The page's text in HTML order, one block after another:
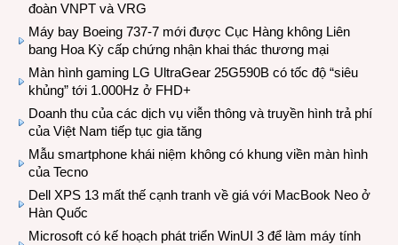
đoàn VNPT và VRG
Máy bay Boeing 737-7 mới được Cục Hàng không Liên
bang Hoa Kỳ cấp chứng nhận khai thác thương mại
Màn hình gaming LG UltraGear 25G590B có tốc độ “siêu
khủng” tới 1.000Hz ở FHD+
Doanh thu của các dịch vụ viễn thông và truyền hình trả phí
của Việt Nam tiếp tục gia tăng
Mẫu smartphone khái niệm không có khung viền màn hình
của Tecno
Dell XPS 13 mất thế cạnh tranh về giá với MacBook Neo ở
Hàn Quốc
Microsoft có kế hoạch phát triển WinUI 3 để làm máy tính